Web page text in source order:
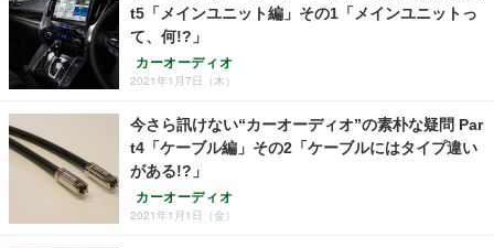
t5「メインユニット編」その1「メインユニットっ
て、何!?」
カーオーディオ
2021年1月7日（木）
今さら訊けない“カーオーディオ”の素朴な疑問 Par
t4「ケーブル編」その2「ケーブルにはタイプ違い
がある!?」
カーオーディオ
2021年1月1日（金）